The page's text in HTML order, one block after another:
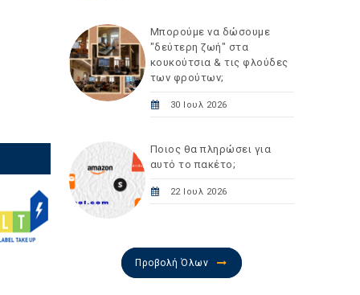
Μπορούμε να δώσουμε
"δεύτερη ζωή" στα
κουκούτσια & τις φλούδες
των φρούτων;
30 Ιουλ 2026
Ποιος θα πληρώσει για
αυτό το πακέτο;
22 Ιουλ 2026
Προβολή Όλων